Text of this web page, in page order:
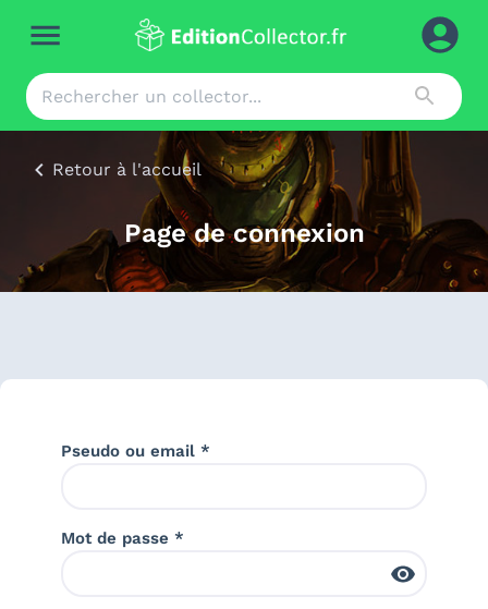
Retour à l'accueil
Page de connexion
Pseudo ou email *
Mot de passe *